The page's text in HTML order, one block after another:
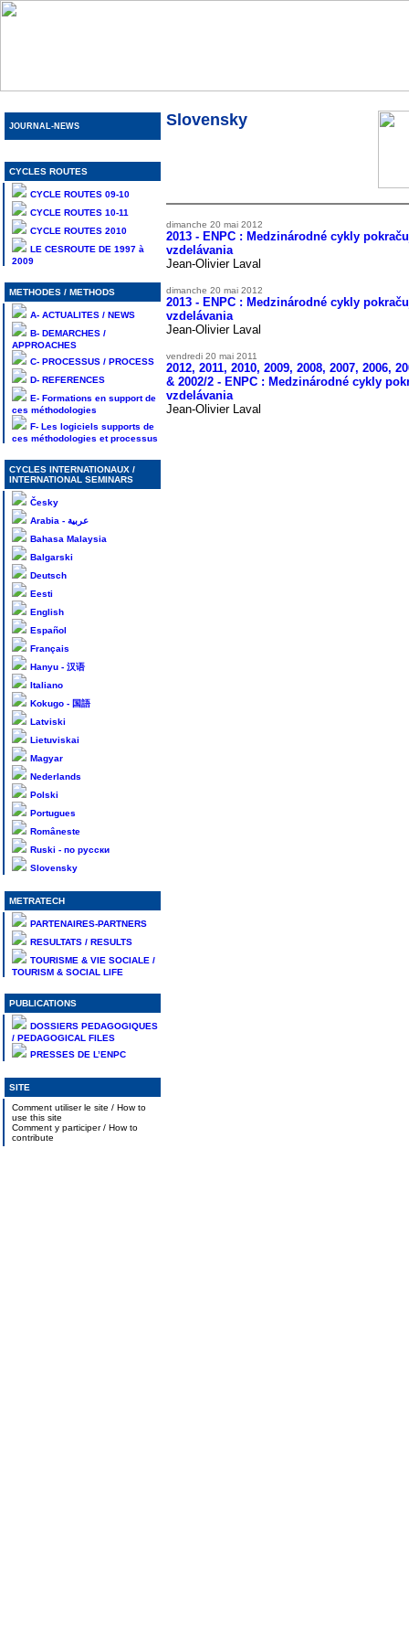
JOURNAL-NEWS
CYCLES ROUTES
CYCLE ROUTES 09-10
CYCLE ROUTES 10-11
CYCLE ROUTES 2010
LE CESROUTE DE 1997 à
2009
METHODES / METHODS
A- ACTUALITES / NEWS
B- DEMARCHES /
APPROACHES
C- PROCESSUS / PROCESS
D- REFERENCES
E- Formations en support de
ces méthodologies
F- Les logiciels supports de
ces méthodologies et processus
CYCLES INTERNATIONAUX /
INTERNATIONAL SEMINARS
Česky
Arabia - عربية
Bahasa Malaysia
Balgarski
Deutsch
Eesti
English
Español
Français
Hanyu - 汉语
Italiano
Kokugo - 国語
Latviski
Lietuviskai
Magyar
Nederlands
Polski
Portugues
Româneste
Ruski - по русски
Slovensky
METRATECH
PARTENAIRES-PARTNERS
RESULTATS / RESULTS
TOURISME & VIE SOCIALE /
TOURISM & SOCIAL LIFE
PUBLICATIONS
DOSSIERS PEDAGOGIQUES
/ PEDAGOGICAL FILES
PRESSES DE L’ENPC
SITE
Comment utiliser le site / How to
use this site
Comment y participer / How to
contribute
Slovensky
dimanche 20 mai 2012
2013 - ENPC : Medzinárodné cykly
vzdelávania
Jean-Olivier Laval
dimanche 20 mai 2012
2013 - ENPC : Medzinárodné cykly
vzdelávania
Jean-Olivier Laval
vendredi 20 mai 2011
2012, 2011, 2010, 2009, 2008, 2007, 2006,
& 2002/2 - ENPC : Medzinárodné cykly
vzdelávania
Jean-Olivier Laval